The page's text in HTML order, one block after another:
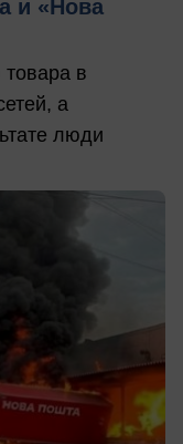
и «Нова
в
а
люди